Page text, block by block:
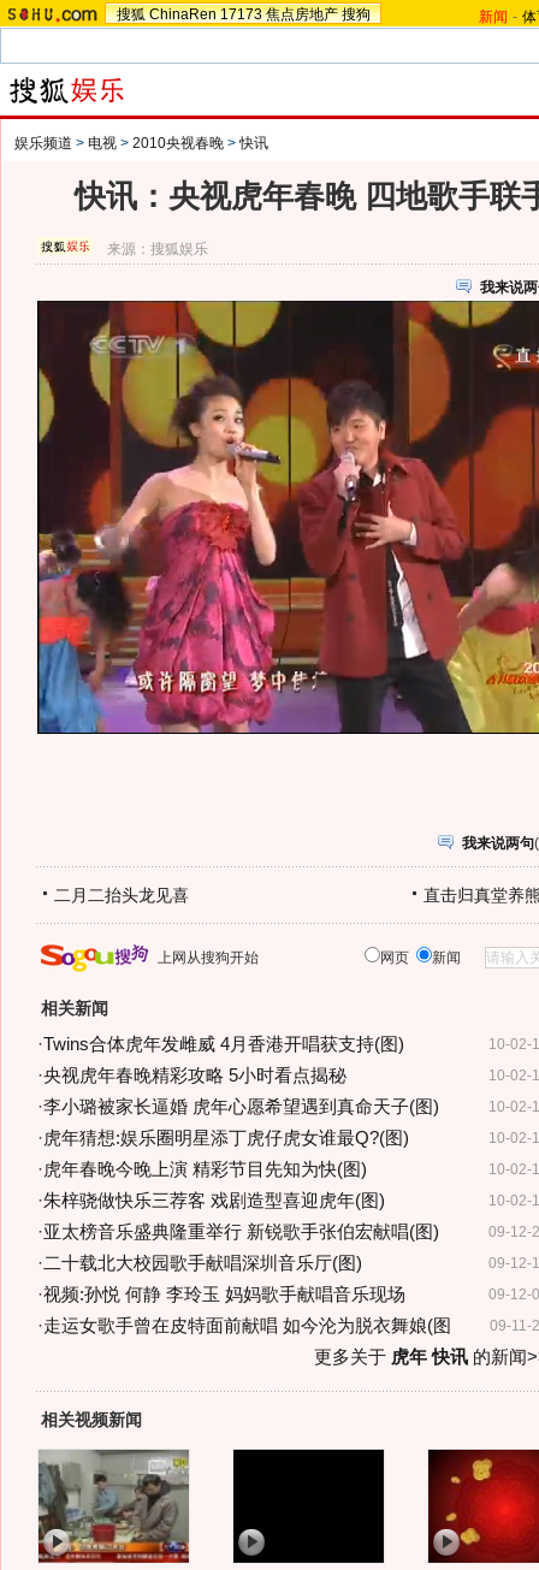
搜狐 ChinaRen 17173 焦点房地产 搜狗 新闻 -
娱乐频道 > 电视 > 2010央视春晚 >快讯
快讯：央视虎年春晚 四地歌手联
来源：搜狐娱乐
我来说
我来说两句(
二月二抬头龙见喜 直击归真堂养
上网从搜狗开始 网页 新闻
相关新闻
10-02-
·Twins合体虎年发雌威 4月香港开唱获支持(图)
10-02-
·央视虎年春晚精彩攻略 5小时看点揭秘
10-02-
·李小璐被家长逼婚 虎年心愿希望遇到真命天子(图)
10-02-
·虎年猜想:娱乐圈明星添丁虎仔虎女谁最Q?(图)
10-02-
·虎年春晚今晚上演 精彩节目先知为快(图)
10-02-
·朱梓骁做快乐三荐客 戏剧造型喜迎虎年(图)
09-12-
·亚太榜音乐盛典隆重举行 新锐歌手张伯宏献唱(图)
09-12-
·二十载北大校园歌手献唱深圳音乐厅(图)
09-12-
·视频:孙悦 何静 李玲玉 妈妈歌手献唱音乐现场
09-11-
·走运女歌手曾在皮特面前献唱 如今沦为脱衣舞娘(图
更多关于 虎年 快讯的新闻
相关视频新闻